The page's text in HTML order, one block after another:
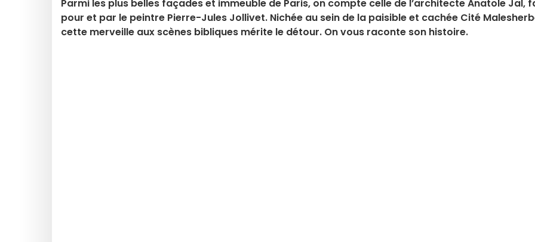
Parmi les plus belles façades et immeuble de Paris, on compte celle de l’architecte Anatole Jal,
pour et par le peintre Pierre-Jules Jollivet. Nichée au sein de la paisible et cachée Cité
cette merveille aux scènes bibliques mérite le détour. On vous raconte son histoire.